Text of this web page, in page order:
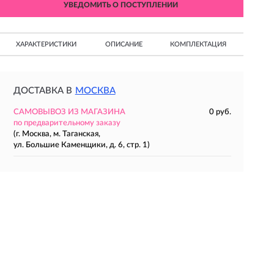
УВЕДОМИТЬ О ПОСТУПЛЕНИИ
ХАРАКТЕРИСТИКИ ОПИСАНИЕ КОМПЛЕКТАЦИЯ
ДОСТАВКА В МОСКВА
САМОВЫВОЗ ИЗ МАГАЗИНА
0 руб.
по предварительному заказу
(г. Москва, м. Таганская,
ул. Большие Каменщики, д. 6, стр. 1)